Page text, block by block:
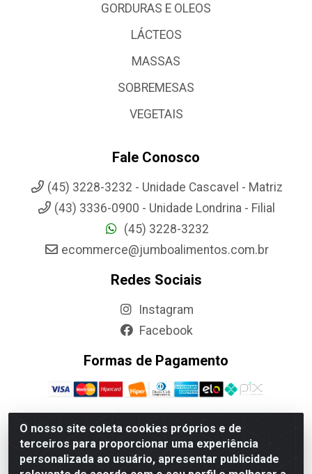
O nosso site coleta cookies próprios e de
terceiros para proporcionar uma experiência
personalizada ao usuário, apresentar publicidade
GORDURAS E OLEOS
LÁCTEOS
MASSAS
SOBREMESAS
VEGETAIS
Fale Conosco
(45) 3228-3232 - Unidade Cascavel - Matriz
(43) 3336-0900 - Unidade Londrina - Filial
(45) 3228-3232
ecommerce@jumboalimentos.com.br
Redes Sociais
Instagram
Facebook
Formas de Pagamento
Jumbo Alimentos Cascavel - Matriz - Rua Itatiba Do Sul, 161 -
Santos Dumont, Cascavel-PR - CEP 85804-700- CNPJ